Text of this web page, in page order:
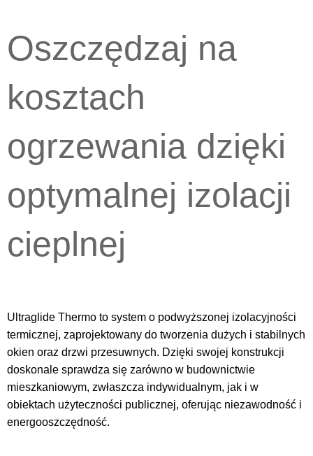
Oszczędzaj na
kosztach
ogrzewania dzięki
optymalnej izolacji
cieplnej
Ultraglide Thermo to system o podwyższonej izolacyjności
termicznej, zaprojektowany do tworzenia dużych i stabilnych
okien oraz drzwi przesuwnych. Dzięki swojej konstrukcji
doskonale sprawdza się zarówno w budownictwie
mieszkaniowym, zwłaszcza indywidualnym, jak i w
obiektach użyteczności publicznej, oferując niezawodność i
energooszczędność.